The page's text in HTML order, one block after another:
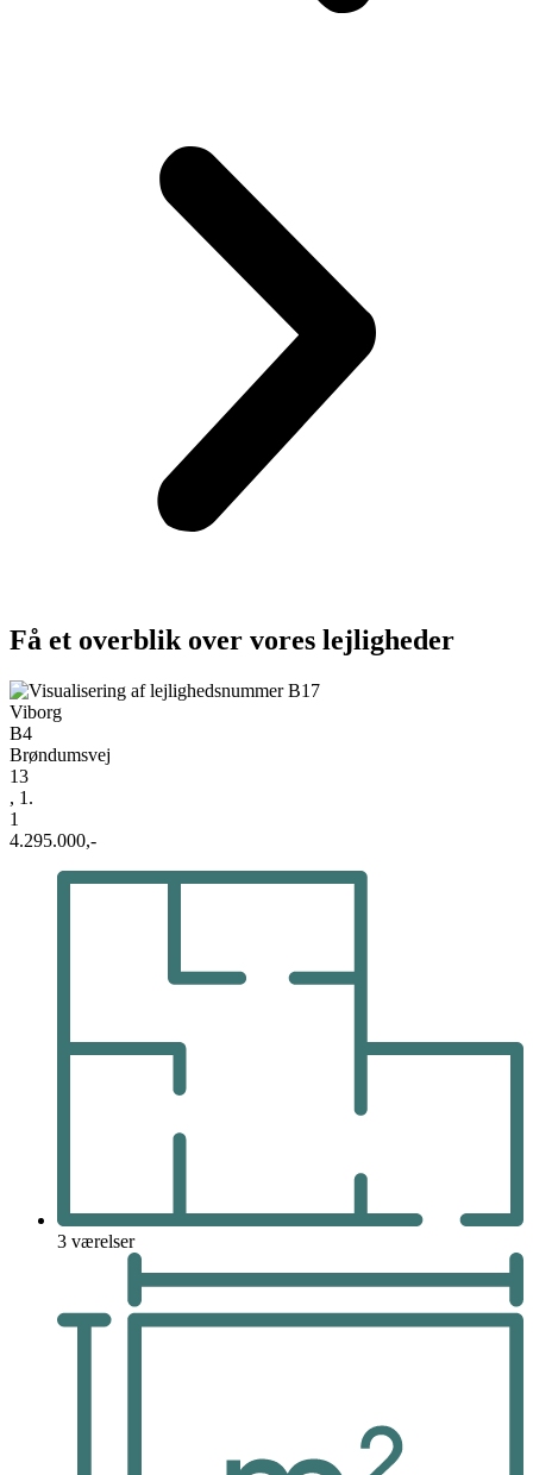
Få et overblik over vores lejligheder
Viborg
B4
Brøndumsvej
13
, 1.
1
4.295.000,-
3 værelser